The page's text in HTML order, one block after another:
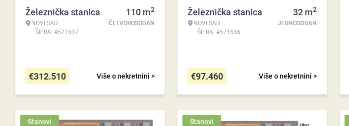
Železnička stanica
NOVI SAD
ŠIFRA: #571537
110 m2
ČETVOROSOBAN
Više o nekretnini >
€312.510
Železnička stanica
NOVI SAD
ŠIFRA: #571536
32 m2
JEDNOSOBAN
Više o nekretnini >
€97.460
Stanovi Stanovi